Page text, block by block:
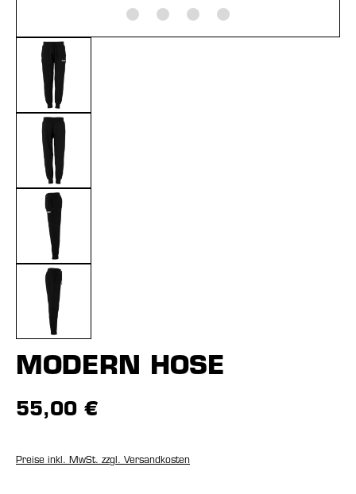
MODERN HOSE
55,00 €
Preise inkl. MwSt. zzgl. Versandkosten